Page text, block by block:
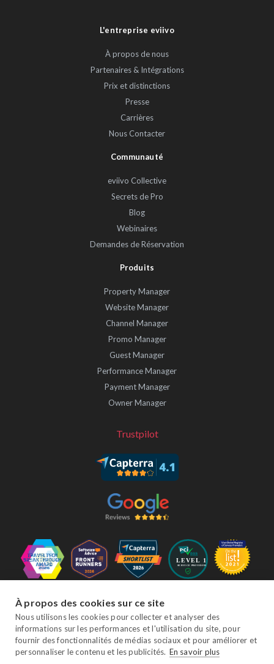
L'entreprise eviivo
À propos de nous
Partenaires & Intégrations
Prix et distinctions
Presse
Carrières
Nous Contacter
Communauté
eviivo Collective
Secrets de Pro
Blog
Webinaires
Demandes de Réservation
Produits
Property Manager
Website Manager
Channel Manager
Promo Manager
Guest Manager
Performance Manager
Payment Manager
Owner Manager
Trustpilot
Suivez-nous
Twitter YouTubeInstagramLinkedIn
À propos des cookies sur ce site
Nous utilisons les cookies pour collecter et analyser des
informations sur les performances et l'utilisation du site, pour
fournir des fonctionnalités de médias sociaux et pour améliorer et
personnaliser le contenu et les publicités. En savoir plus